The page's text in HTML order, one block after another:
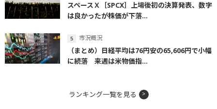
スペースＸ［SPCX］上場後初の決算発表、数字
は良かったが株価が下落...
市況概況
（まとめ）日経平均は76円安の65,606円で小幅
に続落 来週は米物価指...
ランキング一覧を見る